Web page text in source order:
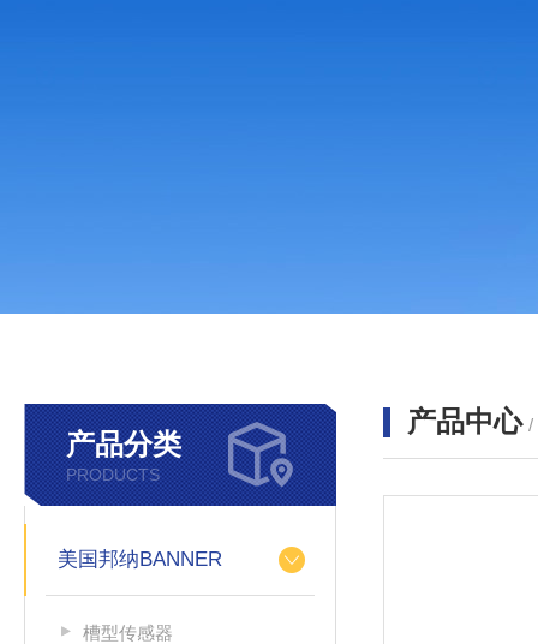
产品分类
PRODUCTS
美国邦纳BANNER
槽型传感器
产品中心 /